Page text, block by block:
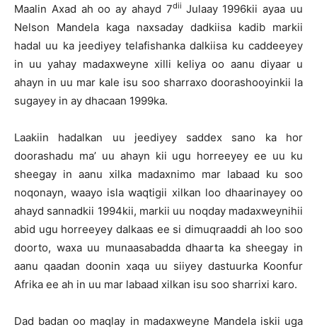
Maalin Axad ah oo ay ahayd 7dii Julaay 1996kii ayaa uu
Nelson Mandela kaga naxsaday dadkiisa kadib markii
hadal uu ka jeediyey telafishanka dalkiisa ku caddeeyey
in uu yahay madaxweyne xilli keliya oo aanu diyaar u
ahayn in uu mar kale isu soo sharraxo doorashooyinkii la
sugayey in ay dhacaan 1999ka.
Laakiin hadalkan uu jeediyey saddex sano ka hor
doorashadu ma’ uu ahayn kii ugu horreeyey ee uu ku
sheegay in aanu xilka madaxnimo mar labaad ku soo
noqonayn, waayo isla waqtigii xilkan loo dhaarinayey oo
ahayd sannadkii 1994kii, markii uu noqday madaxweynihii
abid ugu horreeyey dalkaas ee si dimuqraaddi ah loo soo
doorto, waxa uu munaasabadda dhaarta ka sheegay in
aanu qaadan doonin xaqa uu siiyey dastuurka Koonfur
Afrika ee ah in uu mar labaad xilkan isu soo sharrixi karo.
Dad badan oo maqlay in madaxweyne Mandela iskii uga